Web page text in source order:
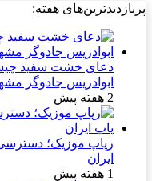
پربازدیدترین‌های هفته:
دعای خشت سفید
ابوادریس جادوگر
2 هفته پیش
رپاپ موزیک؛
ایران
1 هفته پیش